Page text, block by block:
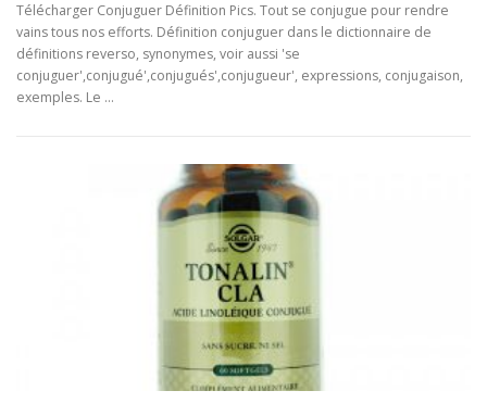
Télécharger Conjuguer Définition Pics. Tout se conjugue pour rendre
vains tous nos efforts. Définition conjuguer dans le dictionnaire de
définitions reverso, synonymes, voir aussi 'se
conjuguer',conjugué',conjugués',conjugueur', expressions, conjugaison,
exemples. Le …